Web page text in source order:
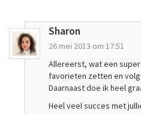
Sharon
26 mei 2013 om 17:51
Allereerst, wat een super
favorieten zetten en
Daarnaast doe ik heel
Heel veel succes met